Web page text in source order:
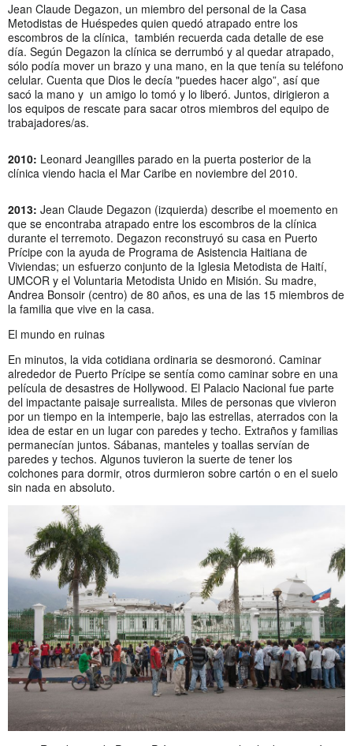
Jean Claude Degazon, un miembro del personal de la Casa
Metodistas de Huéspedes quien quedó atrapado entre los
escombros de la clínica, también recuerda cada detalle de ese
día. Según Degazon la clínica se derrumbó y al quedar atrapado,
sólo podía mover un brazo y una mano, en la que tenía su teléfono
celular. Cuenta que Dios le decía "puedes hacer algo”, así que
sacó la mano y un amigo lo tomó y lo liberó. Juntos, dirigieron a
los equipos de rescate para sacar otros miembros del equipo de
trabajadores/as.
2010: Leonard Jeangilles parado en la puerta posterior de la
clínica viendo hacia el Mar Caribe en noviembre del 2010.
2013: Jean Claude Degazon (izquierda) describe el moemento en
que se encontraba atrapado entre los escombros de la clínica
durante el terremoto. Degazon reconstruyó su casa en Puerto
Prícipe con la ayuda de Programa de Asistencia Haitiana de
Viviendas; un esfuerzo conjunto de la Iglesia Metodista de Haití,
UMCOR y el Voluntaria Metodista Unido en Misión. Su madre,
Andrea Bonsoir (centro) de 80 años, es una de las 15 miembros de
la familia que vive en la casa.
El mundo en ruinas
En minutos, la vida cotidiana ordinaria se desmoronó. Caminar
alrededor de Puerto Prícipe se sentía como caminar sobre en una
película de desastres de Hollywood. El Palacio Nacional fue parte
del impactante paisaje surrealista. Miles de personas que vivieron
por un tiempo en la intemperie, bajo las estrellas, aterrados con la
idea de estar en un lugar con paredes y techo. Extraños y familias
permanecían juntos. Sábanas, manteles y toallas servían de
paredes y techos. Algunos tuvieron la suerte de tener los
colchones para dormir, otros durmieron sobre cartón o en el suelo
sin nada en absoluto.